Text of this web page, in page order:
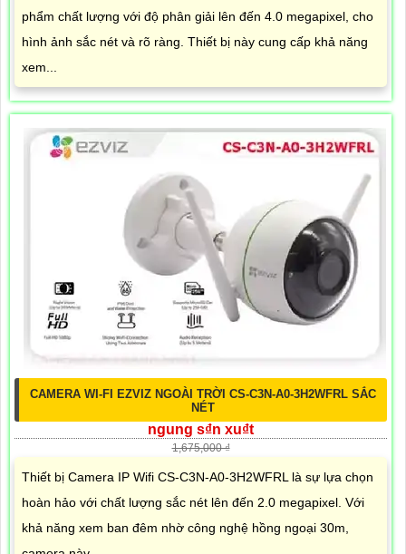
phẩm chất lượng với độ phân giải lên đến 4.0 megapixel, cho
hình ảnh sắc nét và rõ ràng. Thiết bị này cung cấp khả năng
xem...
CAMERA WI-FI EZVIZ NGOÀI TRỜI CS-C3N-A0-3H2WFRL SẮC
NÉT
ngung s₫n xu₫t
1,675,000 ₫
Thiết bị Camera IP Wifi CS-C3N-A0-3H2WFRL là sự lựa chọn
hoàn hảo với chất lượng sắc nét lên đến 2.0 megapixel. Với
khả năng xem ban đêm nhờ công nghệ hồng ngoại 30m,